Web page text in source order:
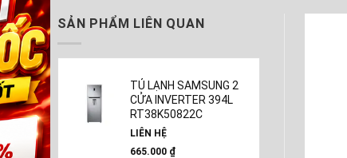
SẢN PHẨM LIÊN QUAN
TỦ LẠNH SAMSUNG 2
CỬA INVERTER 394L
RT38K50822C
LIÊN HỆ
665.000 ₫